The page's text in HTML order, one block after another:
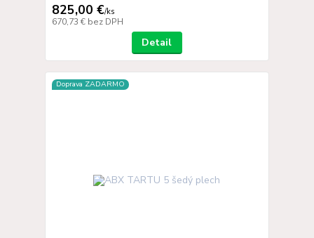
825,00 €/ks
670,73 € bez DPH
Detail
Doprava ZADARMO